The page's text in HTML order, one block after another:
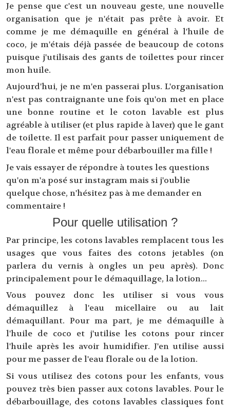
Je pense que c'est un nouveau geste, une nouvelle
organisation que je n'était pas prête à avoir. Et
comme je me démaquille en général à l'huile de
coco, je m'étais déjà passée de beaucoup de cotons
puisque j'utilisais des gants de toilettes pour rincer
mon huile.
Aujourd'hui, je ne m'en passerai plus. L'organisation
n'est pas contraignante une fois qu'on met en place
une bonne routine et le coton lavable est plus
agréable à utiliser (et plus rapide à laver) que le gant
de toilette. Il est parfait pour passer uniquement de
l'eau florale et même pour débarbouiller ma fille !
Je vais essayer de répondre à toutes les questions
qu'on m'a posé sur instagram mais si j'oublie
quelque chose, n'hésitez pas à me demander en
commentaire !
Pour quelle utilisation ?
Par principe, les cotons lavables remplacent tous les
usages que vous faites des cotons jetables (on
parlera du vernis à ongles un peu après). Donc
principalement pour le démaquillage, la lotion...
Vous pouvez donc les utiliser si vous vous
démaquillez à l'eau micellaire ou au lait
démaquillant. Pour ma part, je me démaquille à
l'huile de coco et j'utilise les cotons pour rincer
l'huile après les avoir humidifier. J'en utilise aussi
pour me passer de l'eau florale ou de la lotion.
Si vous utilisez des cotons pour les enfants, vous
pouvez très bien passer aux cotons lavables. Pour le
débarbouillage, des cotons lavables classiques font